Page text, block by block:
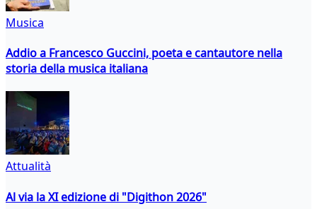
Musica
Addio a Francesco Guccini, poeta e cantautore nella
storia della musica italiana
Attualità
Al via la XI edizione di "Digithon 2026"